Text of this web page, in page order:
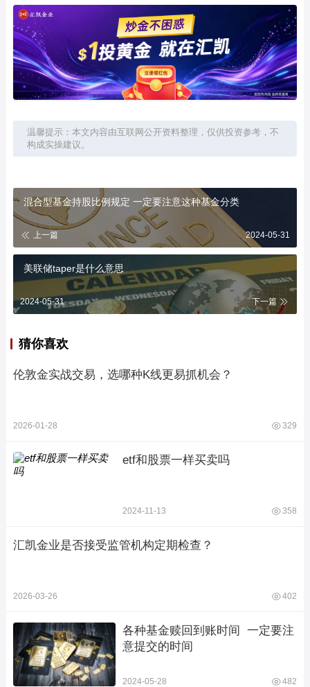
温馨提示：本文内容由互联网公开资料整理，仅供投资参考，不
构成实操建议。
混合型基金持股比例规定 一定要注意这种基金分类
上一篇 2024-05-31
美联储taper是什么意思
2024-05-31 下一篇
猜你喜欢
伦敦金实战交易，选哪种K线更易抓机会？
2026-01-28 329
etf和股票一样买卖吗
2024-11-13 358
汇凯金业是否接受监管机构定期检查？
2026-03-26 402
各种基金赎回到账时间  一定要注
意提交的时间
2024-05-28 482